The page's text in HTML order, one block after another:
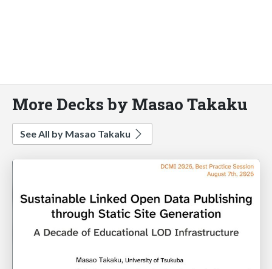
More Decks by Masao Takaku
See All by Masao Takaku